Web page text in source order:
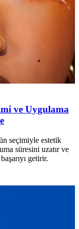
ve Uygulama
seçimiyle estetik
süresini uzatır ve
getirir.